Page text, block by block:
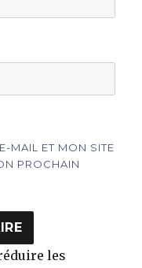
MAIL ET MON SITE
PROCHAIN
les